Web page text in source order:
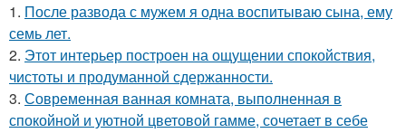
1. После развода с мужем я одна воспитываю сына, ему
семь лет.
2. Этот интерьер построен на ощущении спокойствия,
чистоты и продуманной сдержанности.
3. Современная ванная комната, выполненная в
спокойной и уютной цветовой гамме, сочетает в себе